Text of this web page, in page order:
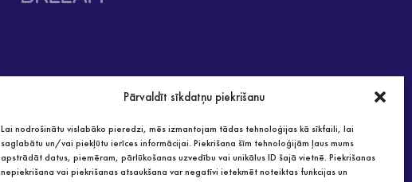
Pārvaldīt sīkdatņu piekrišanu
Lai nodrošinātu vislabāko pieredzi, mēs izmantojam tādas tehnoloģijas kā sīkfaili, lai
saglabātu un/vai piekļūtu ierīces informācijai. Piekrišana šīm tehnoloģijām ļaus mums
apstrādāt datus, piemēram, pārlūkošanas uzvedību vai unikālus ID šajā vietnē. Piekrišanas
nepiekrišana vai piekrišanas atsaukšana var negatīvi ietekmēt noteiktas funkcijas un